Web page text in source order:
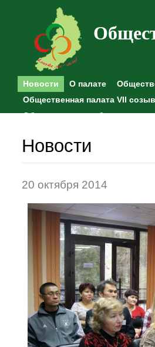
Новости О палате
Общественная палата VII созыв
Общественные наблюдения
Новости
20 октября 2014